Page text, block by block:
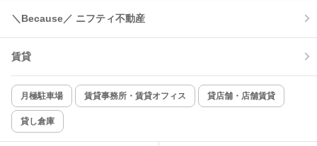
コンロ2口以上
新着のみ インターネット無料
該当件数:
＼Because／ ニフティ不動産
賃貸
月極駐車場 賃貸事務所・賃貸オフィス 貸店舗・店舗賃貸
貸し倉庫